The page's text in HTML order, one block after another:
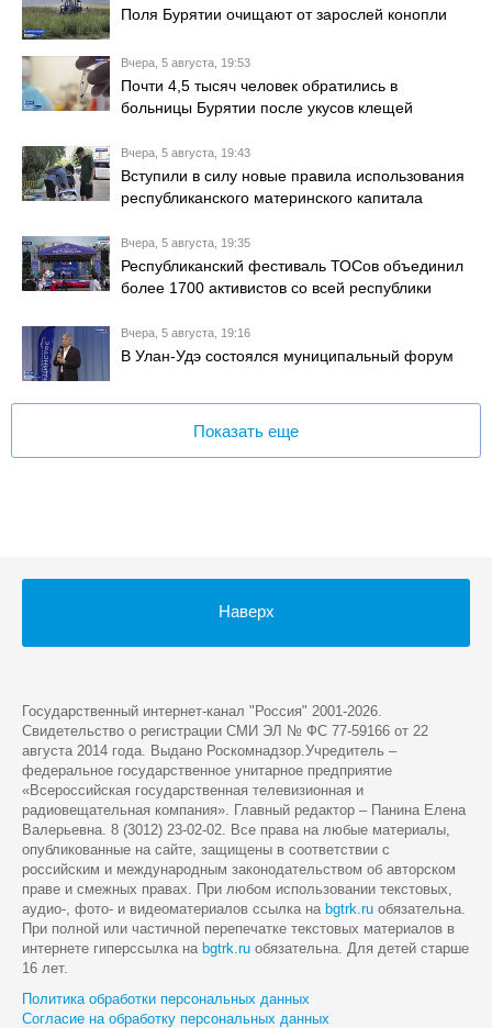
Поля Бурятии очищают от зарослей конопли
Вчера, 5 августа, 19:53
Почти 4,5 тысяч человек обратились в
больницы Бурятии после укусов клещей
Вчера, 5 августа, 19:43
Вступили в силу новые правила использования
республиканского материнского капитала
Вчера, 5 августа, 19:35
Республиканский фестиваль ТОСов объединил
более 1700 активистов со всей республики
Вчера, 5 августа, 19:16
В Улан-Удэ состоялся муниципальный форум
Показать еще
Наверх
Государственный интернет-канал "Россия" 2001-2026.
Cвидетельство о регистрации СМИ ЭЛ № ФС 77-59166 от 22
августа 2014 года. Выдано Роскомнадзор.Учредитель –
федеральное государственное унитарное предприятие
«Всероссийская государственная телевизионная и
радиовещательная компания». Главный редактор – Панина Елена
Валерьевна. 8 (3012) 23-02-02. Все права на любые материалы,
опубликованные на сайте, защищены в соответствии с
российским и международным законодательством об авторском
праве и смежных правах. При любом использовании текстовых,
аудио-, фото- и видеоматериалов ссылка на bgtrk.ru обязательна.
При полной или частичной перепечатке текстовых материалов в
интернете гиперссылка на bgtrk.ru обязательна. Для детей старше
16 лет.
Политика обработки персональных данных
Согласие на обработку персональных данных